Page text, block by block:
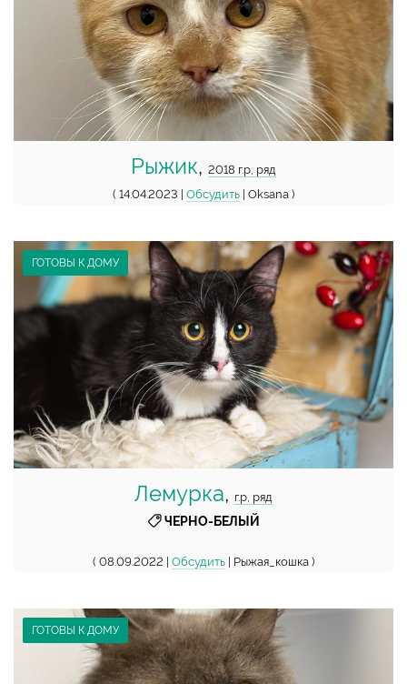
Рыжик, 2018 г.р, ряд
( 14.04.2023 | Обсудить | Oksana )
ГОТОВЫ К ДОМУ
Лемурка, г.р, ряд
ЧЕРНО-БЕЛЫЙ
( 08.09.2022 | Обсудить | Рыжая_кошка )
ГОТОВЫ К ДОМУ